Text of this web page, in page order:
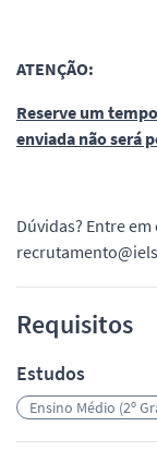
ATENÇÃO:
Reserve um
enviada não será
Dúvidas? Entre
Requisitos
Estudos
Ensino Médio (2º